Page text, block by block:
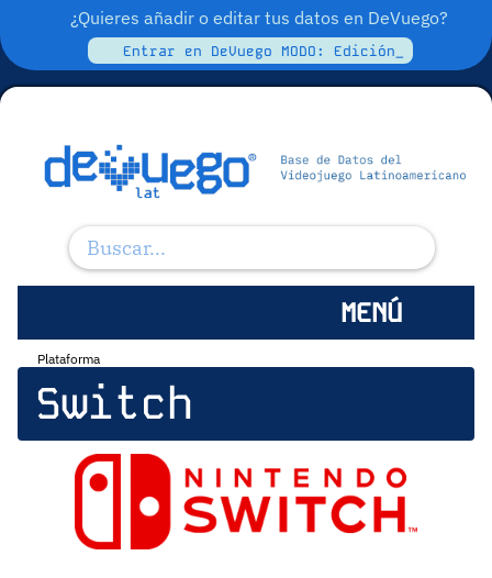
¿Quieres añadir o editar tus datos en DeVuego?
Entrar en DeVuego MODO: Edición_
MENÚ
Plataforma
Switch